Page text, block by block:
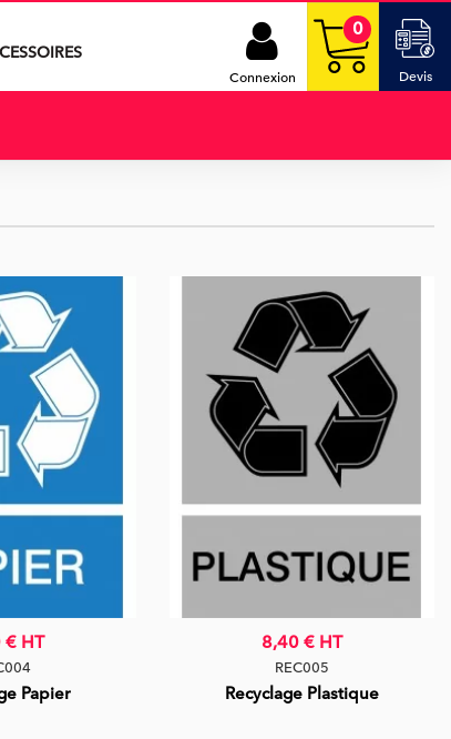
Connexion
0
Devis
Papier
€ HT
Recyclage Plastique
REC005
8,40 € HT